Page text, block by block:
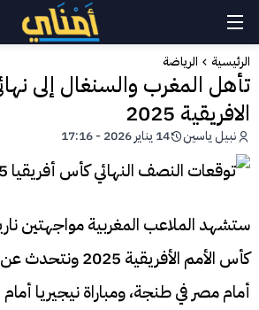
الرئيسية الرياضة
تأهل المغرب والسنغال إلى
الافريقية 2025
نبيل ياسين 14 يناير 2026 - 17:16
ستشهد الملاعب المغربية مواجهتين
كأس الأمم
أمام مصر في طنجة، ومباراة نيجيريا